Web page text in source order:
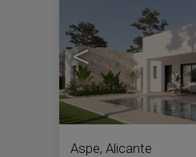
<
Aspe, Alicante